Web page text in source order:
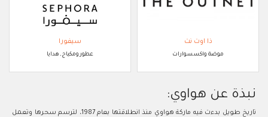
ذا اوت نت
موضة واكسسوارات
سيفورا
عطور ومكياج, هدايا
نبذة عن هواوي:
تاريخ طويل بدءت فيه ماركة هواوي منذ انطلاقتها بعام 1987، لترسم سحرها وتعمل